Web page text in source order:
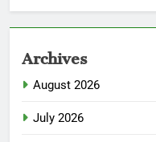
Archives
August 2026
July 2026